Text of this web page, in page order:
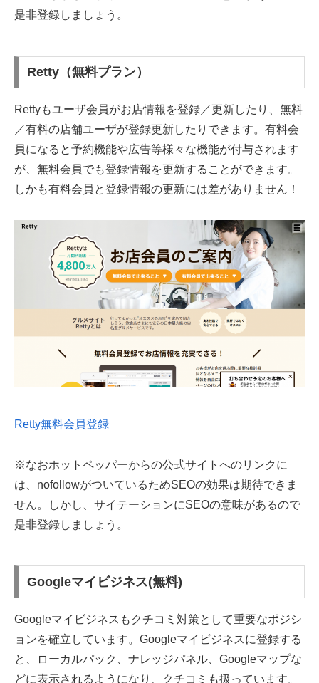
是非登録しましょう。
Retty（無料プラン）
Rettyもユーザ会員がお店情報を登録／更新したり、無料
／有料の店舗ユーザが登録更新したりできます。有料会
員になると予約機能や広告等様々な機能が付与されます
が、無料会員でも登録情報を更新することができます。
しかも有料会員と登録情報の更新には差がありません！
Retty無料会員登録
※なおホットペッパーからの公式サイトへのリンクに
は、nofollowがついているためSEOの効果は期待できま
せん。しかし、サイテーションにSEOの意味があるので
是非登録しましょう。
Googleマイビジネス(無料)
Googleマイビジネスもクチコミ対策として重要なポジシ
ョンを確立しています。Googleマイビジネスに登録する
と、ローカルパック、ナレッジパネル、Googleマップな
どに表示されるようになり、クチコミも扱っています。